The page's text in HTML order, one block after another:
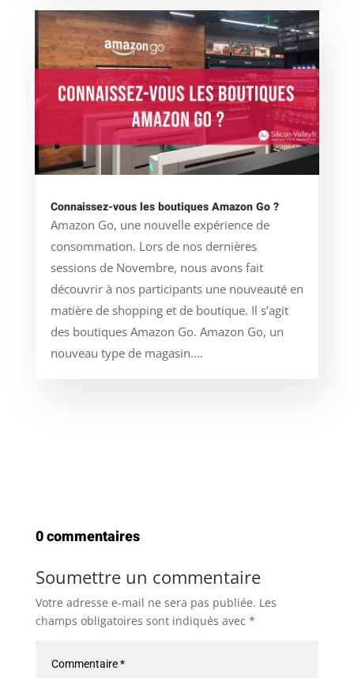
Connaissez-vous les boutiques Amazon Go ?
Amazon Go, une nouvelle expérience de
consommation. Lors de nos dernières
sessions de Novembre, nous avons fait
découvrir à nos participants une nouveauté en
matière de shopping et de boutique. Il s’agit
des boutiques Amazon Go. Amazon Go, un
nouveau type de magasin....
0 commentaires
Soumettre un commentaire
Votre adresse e-mail ne sera pas publiée. Les
champs obligatoires sont indiqués avec *